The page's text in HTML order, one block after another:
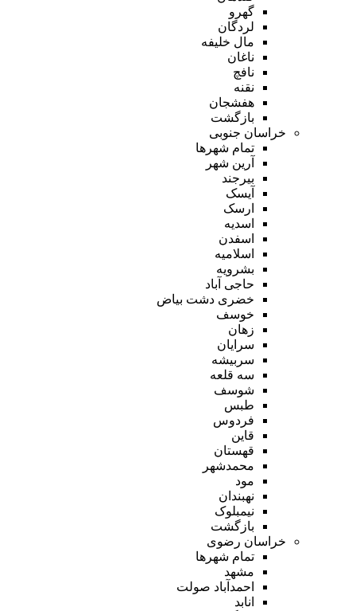
گهرو
لردگان
مال خلیفه
ناغان
نافچ
نقنه
هفشجان
بازگشت
خراسان جنوبی
تمام شهر‌ها
آرین شهر
بیرجند
آیسک
ارسک
اسدیه
اسفدن
اسلامیه
بشرویه
حاجی آباد
خضری دشت بیاض
خوسف
زهان
سرایان
سربیشه
سه قلعه
شوسف
طبس
فردوس
قاین
قهستان
محمدشهر
مود
نهبندان
نیمبلوک
بازگشت
خراسان رضوی
تمام شهر‌ها
مشهد
احمدآباد صولت
انابد